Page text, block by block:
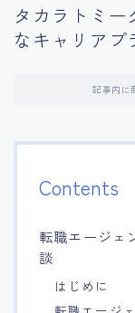
3.キャリア相談
4.キャリア目
5.キャリアチェ
6.専門家からの
7.エージェント
8.非公開求人の
タカラトミ
なキャリアプ
記事内に
Contents
転職エージェ
談
はじめに